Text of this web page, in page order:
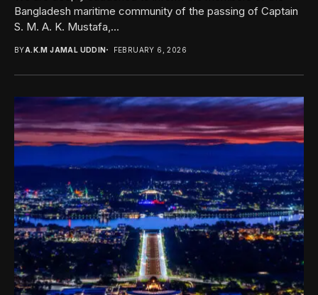
Bangladesh maritime community of the passing of Captain
S. M. A. K. Mustafa,...
BYA.K.M JAMAL UDDIN FEBRUARY 6, 2026